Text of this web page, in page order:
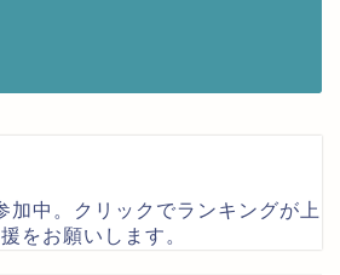
加中。クリックでランキングが上
をお願いします。